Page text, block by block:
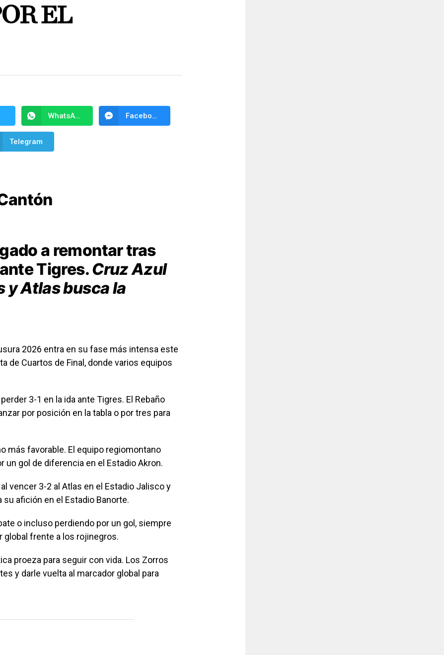
EL
WhatsApp Facebook Messenger
Telegram
a remontar tras
Tigres.Cruz Azul
y Atlas busca la
2026 entra en su fase más intensa este
de Cuartos de Final, donde varios equipos
3-1 en la ida ante Tigres. El Rebaño
por posición en la tabla o por tres para
más favorable. El equipo regiomontano
gol de diferencia en el Estadio Akron.
vencer 3-2 al Atlas en el Estadio Jalisco y
afición en el Estadio Banorte.
o incluso perdiendo por un gol, siempre
global frente a los rojinegros.
proeza para seguir con vida. Los Zorros
y darle vuelta al marcador global para